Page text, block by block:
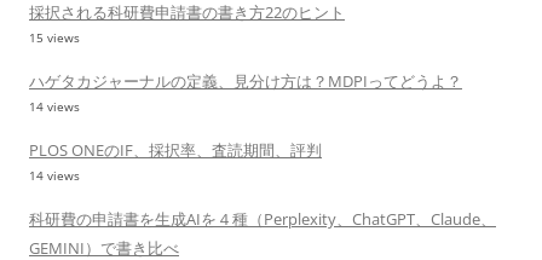
採択される科研費申請書の書き方22のヒント
15 views
ハゲタカジャーナルの定義、見分け方は？MDPIってどうよ？
14 views
PLOS ONEのIF、採択率、査読期間、評判
14 views
科研費の申請書を生成AIを４種（Perplexity、ChatGPT、Claude、
GEMINI）で書き比べ